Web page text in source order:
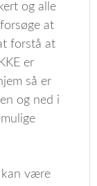
og alle
at
forstå at
er
så er
og ned i
kan være